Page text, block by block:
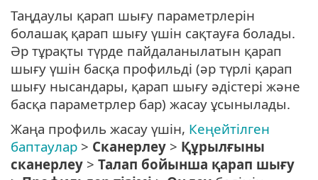
Таңдаулы қарап шығу параметрлерін
болашақ қарап шығу үшін сақтауға болады.
Әр тұрақты түрде пайдаланылатын қарап
шығу үшін басқа профильді (әр түрлі қарап
шығу нысандары, қарап шығу әдістері және
басқа параметрлер бар) жасау ұсынылады.
Жаңа профиль жасау үшін, Кеңейтілген
баптаулар > Сканерлеу > Құрылғыны
сканерлеу > Талап бойынша қарап шығу